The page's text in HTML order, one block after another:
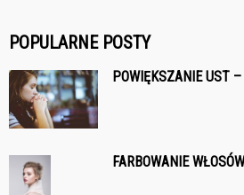
POPULARNE POSTY
POWIĘKSZANIE UST
FARBOWANIE